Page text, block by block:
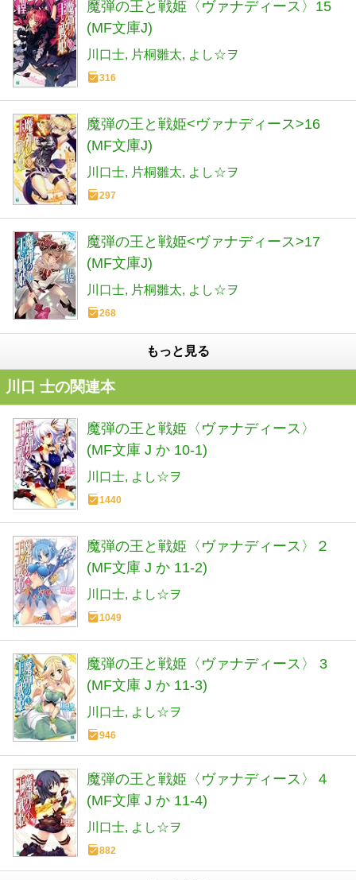
魔弾の王と戦姫〈ヴァナディース〉15
(MF文庫J)
川口士 片桐雛太 よし☆ヲ
316
魔弾の王と戦姫<ヴァナディース>16
(MF文庫J)
川口士 片桐雛太 よし☆ヲ
297
魔弾の王と戦姫<ヴァナディース>17
(MF文庫J)
川口士 片桐雛太 よし☆ヲ
268
もっと見る
川口 士の関連本
魔弾の王と戦姫〈ヴァナディース〉
(MF文庫 J か 10-1)
川口士 よし☆ヲ
1440
魔弾の王と戦姫〈ヴァナディース〉２
(MF文庫 J か 11-2)
川口士 よし☆ヲ
1049
魔弾の王と戦姫〈ヴァナディース〉 3
(MF文庫 J か 11-3)
川口士 よし☆ヲ
946
魔弾の王と戦姫〈ヴァナディース〉４
(MF文庫 J か 11-4)
川口士 よし☆ヲ
882